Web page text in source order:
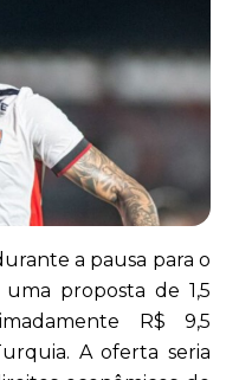
a pausa para o
proposta de 1,5
R$ 9,5
A oferta seria